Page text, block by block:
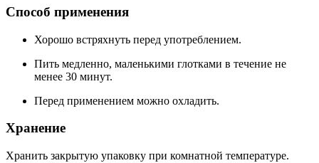
Способ применения
Хорошо встряхнуть перед употреблением.
Пить медленно, маленькими глотками в течение не
менее 30 минут.
Перед применением можно охладить.
Хранение
Хранить закрытую упаковку при комнатной температуре.